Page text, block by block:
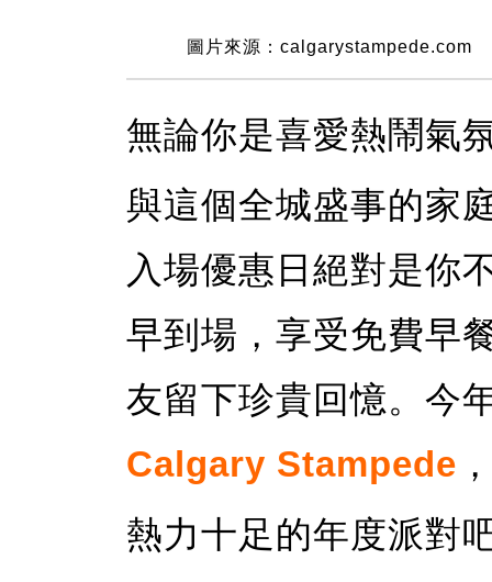
圖片來源：calgarystampede.com
無論你是喜愛熱鬧氣
與這個全城盛事的家
入場優惠日絕對是你
早到場，享受免費早
友留下珍貴回憶。今
Calgary Stampede
熱力十足的年度派對